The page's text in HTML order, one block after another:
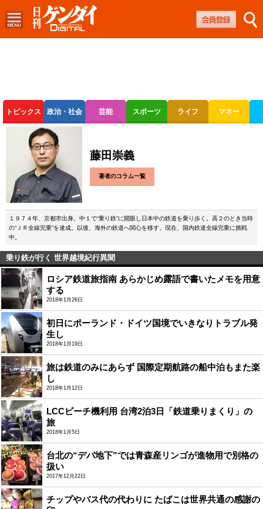
トピックス 政治・社会 芸能 スポーツ ライフ マネー
ボートレース
藤田崇義
著者のコラム一覧
１９７４年、京都市出身。中１で“乗り鉄”に開眼し日本中の鉄道を乗り歩く。高２のとき当時
の“ＪＲ全線完乗”を達成。以後、海外の鉄道へ関心を移す。現在、国内鉄道全線完乗に挑戦
中。
乗り鉄が行く 世界越境紀行異聞
ロシア鉄道旅指南 あらかじめ露語で書いたメモを用意
する
2018年1月26日
初日にポーランド・ドイツ国境でいきなりトラブル発
生し
2018年1月19日
旅は鉄道のみにあらず 国際定期航路の船中泊もまた楽
し
2018年1月12日
LCCピーチ機利用 台湾2泊3日「鉄道乗りまくり」の
旅
2018年1月5日
台北の“デパ地下”では青森産リンゴが進物用で別格の
扱い
2017年12月22日
チップやバス代の代わりに たばこは世界共通の感謝の